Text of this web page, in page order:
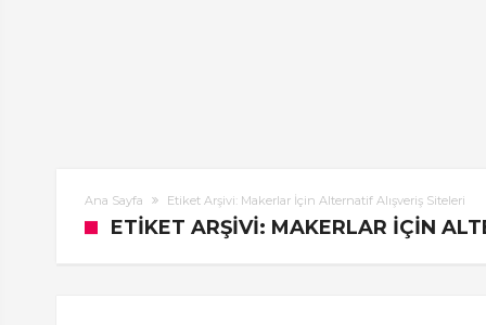
Ana Sayfa Etiket Arşivi: Makerlar İçin Alternatif Alışveriş Siteleri
ETIKET ARŞIVI: MAKERLAR İÇIN